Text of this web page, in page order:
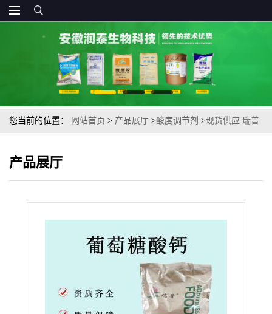
您当前的位置： 网站首页 > 产品展厅 >酸度调节剂 >现货供应 瑞普
产品展厅